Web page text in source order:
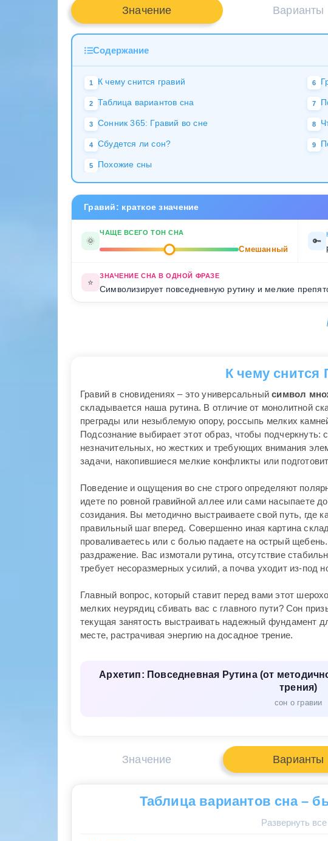
Значение Варианты
Содержание
1 К чему снится гравий
2 Таблица вариантов сна
3 Сонник 365: Гравий во сне
4 Сбудется ли сон?
5 Похожие сны
6
7
8
9
Гравий: краткое значение
🌞
ЧАЩЕ ВСЕГО ТОН СНА
Смешанный
🔑
⭐
ЗНАЧЕНИЕ СНА В ОДНОЙ ФРАЗЕ
Символизирует повседневную рутину и мелкие
К чему снится
Гравий в сновидениях – это универсальныйсимвол
складывается наша рутина. В отличие от монолитной
преграды или незыблемую опору, россыпь мелких
Подсознание выбирает этот образ, чтобы подчеркнуть:
незначительных, но жестких и требующих внимания
задачи, накопившиеся мелкие конфликты или
Поведение и ощущения во сне строго определяют
идете по ровной гравийной аллее или сами насыпаете
созидания. Вы методично выстраиваете свой путь, где
правильный шаг вперед. Совершенно иная картина
проваливаетесь или с болью падаете на острый
раздражение. Вас измотали рутина, отсутствие
требует несоразмерных усилий, а почва уходит из-под
Главный вопрос, который ставит перед вами этот
мелких неурядиц сбивать вас с главного пути? Сон
текущая занятость выстраивать надежный фундамент
месте, растрачивая энергию на досадное трение.
Архетип: Повседневная Рутина (от
трения)
сон о гравии
Значение Варианты
Таблица вариантов сна –
Развернуть все